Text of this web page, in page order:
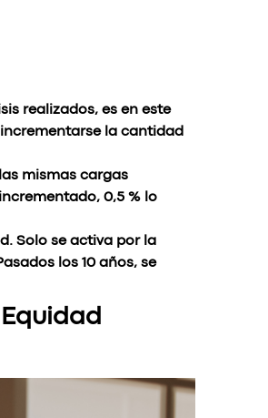
realizados, es en este
la cantidad
mismas cargas
0,5 % lo
Solo se activa por la
los 10 años, se